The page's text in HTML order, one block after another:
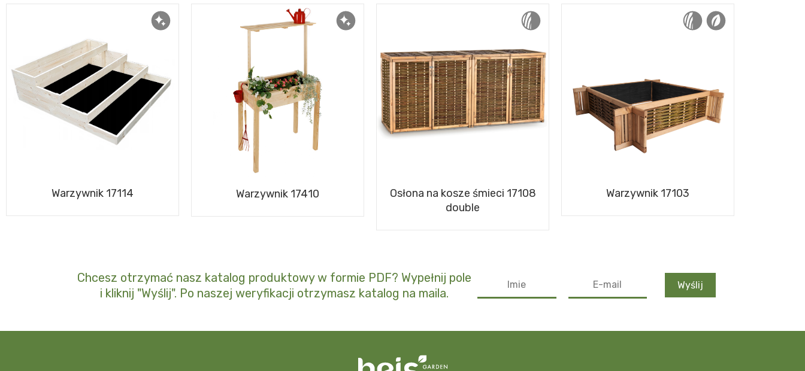
Warzywnik 17114 Warzywnik 17410
Osłona na kosze śmieci 17108
double
Warzywnik 17103
Chcesz otrzymać nasz katalog produktowy w formie PDF? Wypełnij pole
i kliknij "Wyślij". Po naszej weryfikacji otrzymasz katalog na maila.